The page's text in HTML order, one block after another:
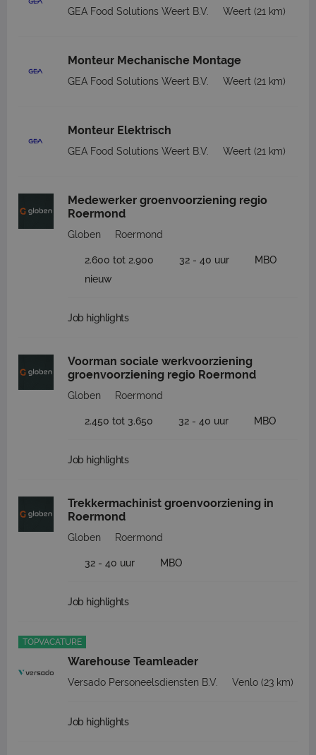
GEA Food Solutions Weert B.V. Weert (21 km)
Monteur Mechanische Montage
GEA Food Solutions Weert B.V. Weert (21 km)
Monteur Elektrisch
GEA Food Solutions Weert B.V. Weert (21 km)
Medewerker groenvoorziening regio
Roermond
Globen Roermond
2.600 tot 2.900 32 - 40 uur
MBO
nieuw
Job highlights
Voorman sociale werkvoorziening
groenvoorziening regio Roermond
Globen Roermond
2.450 tot 3.650 32 - 40 uur MBO
Job highlights
Trekkermachinist groenvoorziening in
Roermond
Globen Roermond
32 - 40 uur MBO
Job highlights
TOPVACATURE
Warehouse Teamleader
Versado Personeelsdiensten B.V. Venlo (23 km)
Job highlights